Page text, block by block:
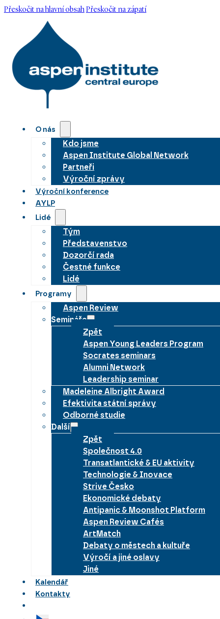
Přeskočit na hlavní obsahPřeskočit na zápatí
O nás
Kdo jsme
Aspen Institute Global Network
Partneři
Výroční zprávy
Výroční konference
AYLP
Lidé
Tým
Představenstvo
Dozorčí rada
Čestné funkce
Lidé
Programy
Aspen Review
Semináře
Zpět
Aspen Young Leaders Program
Socrates seminars
Alumni Network
Leadership seminar
Madeleine Albright Award
Efektivita státní správy
Odborné studie
Další
Zpět
Společnost 4.0
Transatlantické & EU aktivity
Technologie & Inovace
Strive Česko
Ekonomické debaty
Antipanic & Moonshot Platform
Aspen Review Cafés
ArtMatch
Debaty o městech a kultuře
Výročí a jiné oslavy
Jiné
Kalendář
Kontakty